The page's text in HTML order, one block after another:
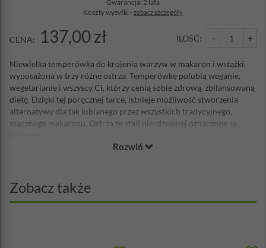
Gwarancja: 2 lata
Koszty wysyłki -zobacz szczegóły
CENA: 137,00 zł ILOŚĆ: - +
Niewielka temperówka do krojenia warzyw w makaron i wstążki,
wyposażona w trzy różne ostrza. Temperówkę polubią weganie,
wegetarianie i wszyscy Ci, którzy cenią sobie zdrową, zbilansowaną
dietę. Dzięki tej poręcznej tarce, istnieje możliwość stworzenia
alternatywy dla tak lubianego przez wszystkich tradycyjnego,
mącznego makaronu. Ostrza ze stali nierdzewnej oznaczone są
zielone (0,3 cm) służy do formowania spaghetti np. z cukinii,
czyli makaron wstążki;
czerwone, proste ostrze poszatkuje bądź pokroi w plastry np.
Rozwiń
Zobacz także